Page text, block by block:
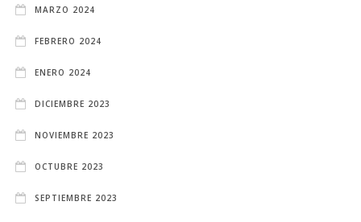
MARZO 2024
FEBRERO 2024
ENERO 2024
DICIEMBRE 2023
NOVIEMBRE 2023
OCTUBRE 2023
SEPTIEMBRE 2023